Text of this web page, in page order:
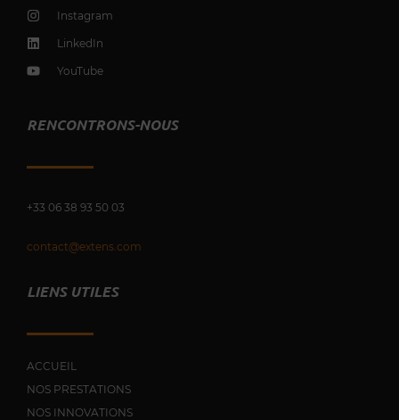
Instagram
LinkedIn
YouTube
RENCONTRONS-NOUS
+33 06 38 93 50 03
contact@extens.com
LIENS UTILES
ACCUEIL
NOS PRESTATIONS
NOS INNOVATIONS